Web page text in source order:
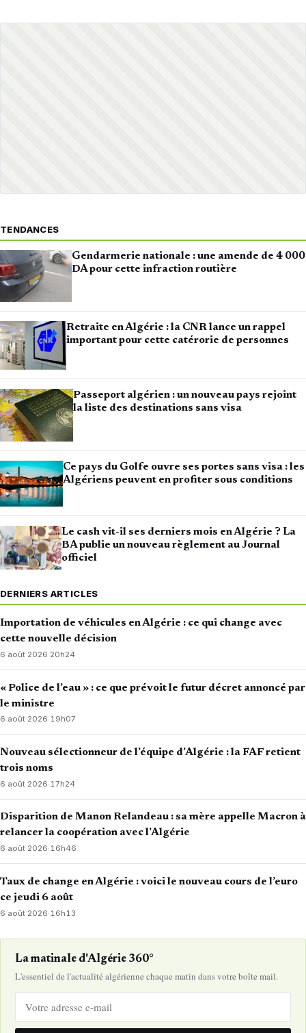
TENDANCES
Gendarmerie nationale : une amende de 4 000
DA pour cette infraction routière
Retraite en Algérie : la CNR lance un rappel
important pour cette catérorie de personnes
Passeport algérien : un nouveau pays rejoint
la liste des destinations sans visa
Ce pays du Golfe ouvre ses portes sans visa : les
Algériens peuvent en profiter sous conditions
Le cash vit-il ses derniers mois en Algérie ? La
BA publie un nouveau règlement au Journal
officiel
DERNIERS ARTICLES
Importation de véhicules en Algérie : ce qui change avec
cette nouvelle décision
6 août 2026·20h24
« Police de l’eau » : ce que prévoit le futur décret annoncé par
le ministre
6 août 2026·19h07
Nouveau sélectionneur de l’équipe d’Algérie : la FAF retient
trois noms
6 août 2026· 17h24
Disparition de Manon Relandeau : sa mère appelle Macron à
relancer la coopération avec l’Algérie
6 août 2026·16h46
Taux de change en Algérie : voici le nouveau cours de l’euro
ce jeudi 6 août
6 août 2026· 16h13
La matinale d'Algérie 360°
L'essentiel de l'actualité algérienne chaque matin dans votre boîte mail.